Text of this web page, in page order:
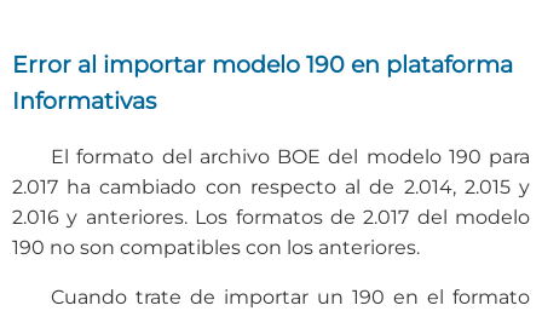
Error al importar modelo 190 en plataforma
Informativas
El formato del archivo BOE del modelo 190 para
2.017 ha cambiado con respecto al de 2.014, 2.015 y
2.016 y anteriores. Los formatos de 2.017 del modelo
190 no son compatibles con los anteriores.
Cuando trate de importar un 190 en el formato